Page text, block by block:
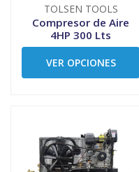
TOLSEN TOOLS
Compresor de Aire
4HP 300 Lts
VER OPCIONES